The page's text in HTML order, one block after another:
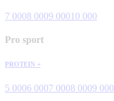
7 0008 0009 00010 000
Pro sport
PROTEIN +
5 0006 0007 0008 0009 000